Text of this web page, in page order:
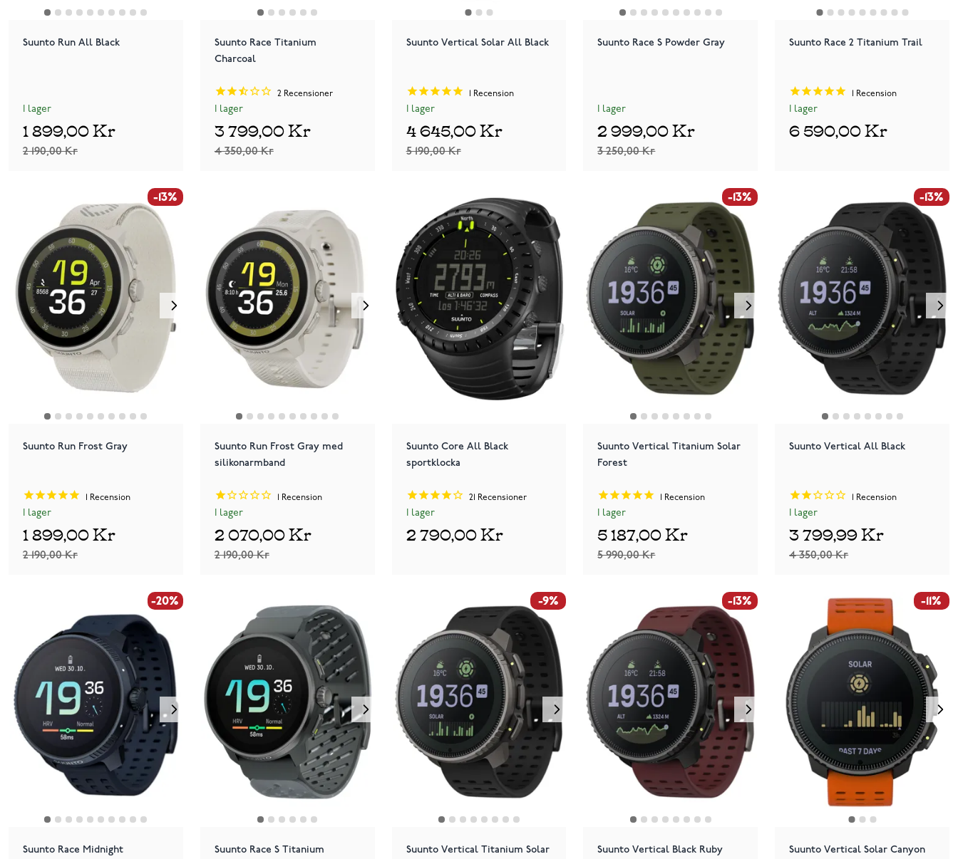
Suunto Run All Black
I lager
2 190,00 Kr
1 899,00 Kr
Suunto Race Titanium
Charcoal
2Recensioner
I lager
4 350,00 Kr
3 799,00 Kr
Suunto Vertical Solar All Black
Recension
I lager
5 190,00 Kr
4 645,00 Kr
Suunto Race S Powder Gray
I lager
3 250,00 Kr
2 999,00 Kr
Suunto Race 2 Titanium Trail
Recension
I lager
6 590,00 Kr
-13%
Suunto Run Frost Gray
Recension
I lager
2 190,00 Kr
1 899,00 Kr
Suunto Run Frost Gray med
silikonarmband
Recension
I lager
2 190,00 Kr
2 070,00 Kr
Suunto Core All Black
sportklocka
21 Recensioner
I lager
2 790,00 Kr
-13%
Suunto Vertical Titanium Solar
Forest
Recension
I lager
5 990,00 Kr
5 187,00 Kr
-13%
Suunto Vertical All Black
Recension
I lager
4 350,00 Kr
3 799,99 Kr
-20%
Suunto Race Midnight
Suunto Race S Titanium
-9%
Suunto Vertical Titanium Solar
-13%
Suunto Vertical Black Ruby
-11%
Suunto Vertical Solar Canyon